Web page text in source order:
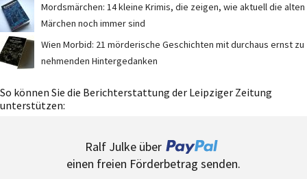
Mordsmärchen: 14 kleine Krimis, die zeigen, wie aktuell die alten
Märchen noch immer sind
Wien Morbid: 21 mörderische Geschichten mit durchaus ernst zu
nehmenden Hintergedanken
So können Sie die Berichterstattung der Leipziger Zeitung
unterstützen:
Ralf Julke über
einen freien Förderbetrag senden.